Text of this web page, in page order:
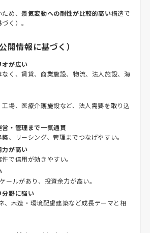
ため、景気変動への耐性が比較的高い構造で
く）。
開情報に基づく）
オが広い
く、賃貸、商業施設、物流、法人施設、海
場、医療介護施設など、法人需要を取り込
営・管理まで一気通貫
、リーシング、管理までつなげやすい。
力が高い
で信用が効きやすい。
ールがあり、投資余力が高い。
分野に強い
、木造・環境配慮建築など成長テーマと相